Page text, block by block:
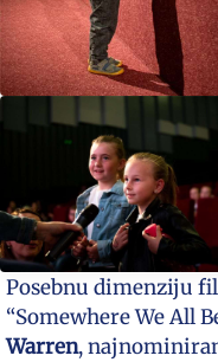
Posebnu dimenziju
“Somewhere We All
Warren,